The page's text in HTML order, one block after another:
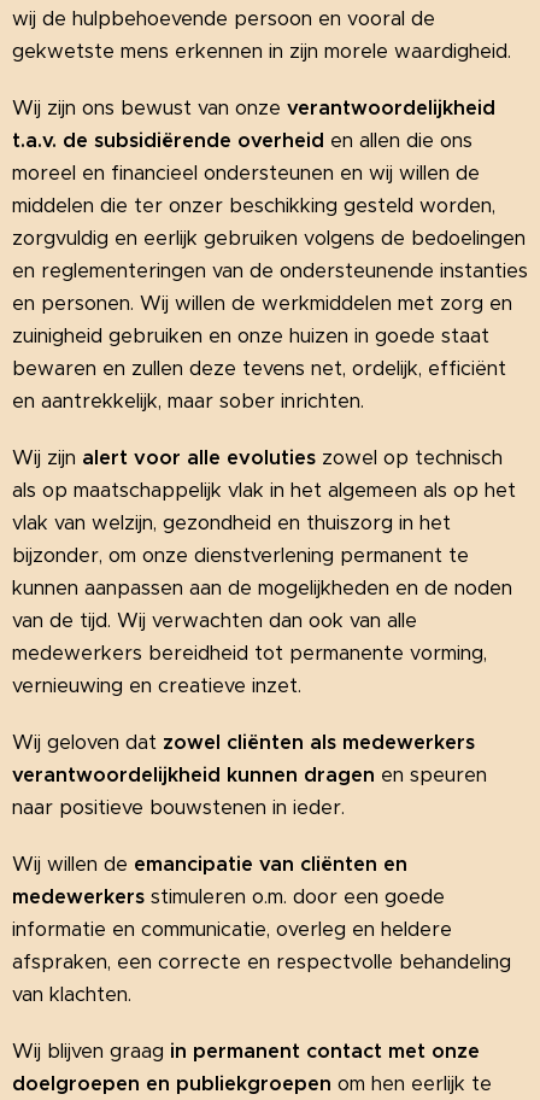
wij de hulpbehoevende persoon en vooral de
gekwetste mens erkennen in zijn morele waardigheid.
Wij zijn ons bewust van onze verantwoordelijkheid
t.a.v. de subsidiërende overheid en allen die ons
moreel en financieel ondersteunen en wij willen de
middelen die ter onzer beschikking gesteld worden,
zorgvuldig en eerlijk gebruiken volgens de bedoelingen
en reglementeringen van de ondersteunende instanties
en personen. Wij willen de werkmiddelen met zorg en
zuinigheid gebruiken en onze huizen in goede staat
bewaren en zullen deze tevens net, ordelijk, efficiënt
en aantrekkelijk, maar sober inrichten.
Wij zijn alert voor alle evoluties zowel op technisch
als op maatschappelijk vlak in het algemeen als op het
vlak van welzijn, gezondheid en thuiszorg in het
bijzonder, om onze dienstverlening permanent te
kunnen aanpassen aan de mogelijkheden en de noden
van de tijd. Wij verwachten dan ook van alle
medewerkers bereidheid tot permanente vorming,
vernieuwing en creatieve inzet.
Wij geloven dat zowel cliënten als medewerkers
verantwoordelijkheid kunnen dragen en speuren
naar positieve bouwstenen in ieder.
Wij willen de emancipatie van cliënten en
medewerkers stimuleren o.m. door een goede
informatie en communicatie, overleg en heldere
afspraken, een correcte en respectvolle behandeling
van klachten.
Wij blijven graag in permanent contact met onze
doelgroepen en publiekgroepen om hen eerlijk te